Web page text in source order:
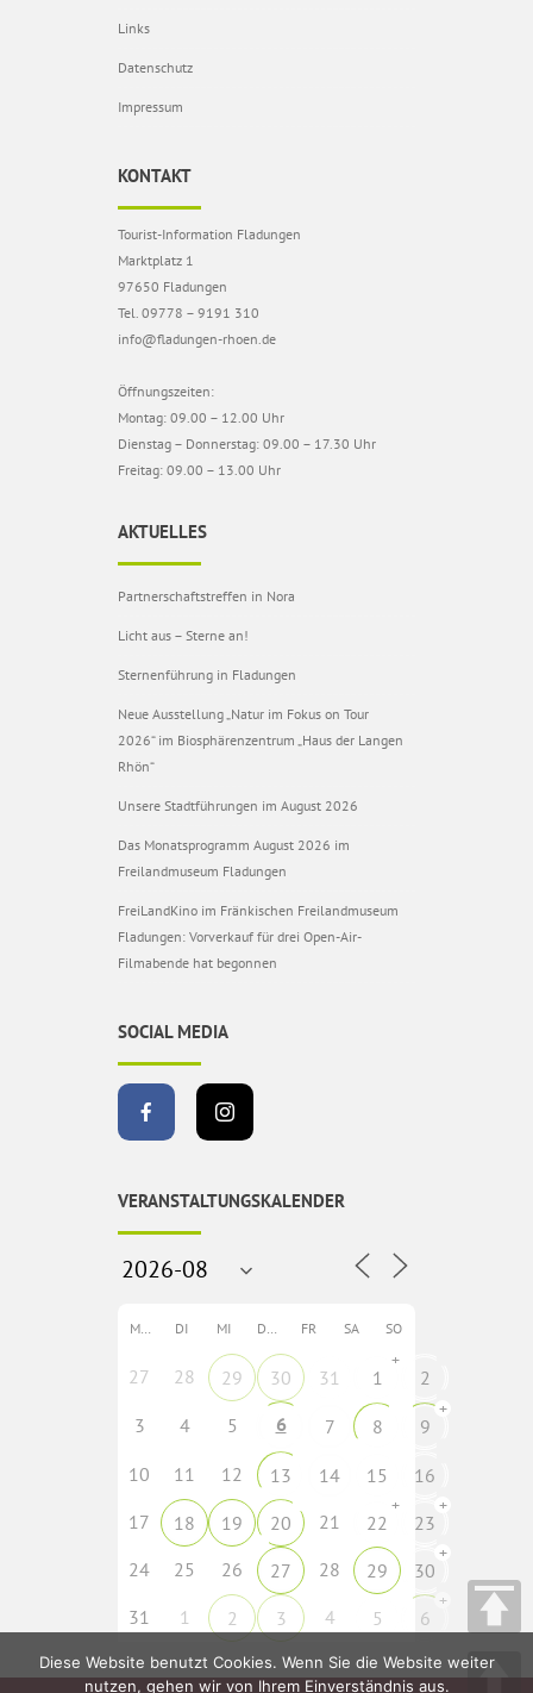
Links
Datenschutz
Impressum
KONTAKT
Tourist-Information Fladungen
Marktplatz 1
97650 Fladungen
Tel. 09778 – 9191 310
info@fladungen-rhoen.de
Öffnungszeiten:
Montag: 09.00 – 12.00 Uhr
Dienstag – Donnerstag: 09.00 – 17.30 Uhr
Freitag: 09.00 – 13.00 Uhr
AKTUELLES
Partnerschaftstreffen in Nora
Licht aus – Sterne an!
Sternenführung in Fladungen
Neue Ausstellung „Natur im Fokus on Tour
2026“ im Biosphärenzentrum „Haus der Langen
Rhön“
Unsere Stadtführungen im August 2026
Das Monatsprogramm August 2026 im
Freilandmuseum Fladungen
FreiLandKino im Fränkischen Freilandmuseum
Fladungen: Vorverkauf für drei Open-Air-
Filmabende hat begonnen
SOCIAL MEDIA
VERANSTALTUNGSKALENDER
MO DI MI DO FR SA SO
27 28 29 30 31 1
+
2
3
4 5 6 7 8 9
+
10 11 12 13 14 15
16
17
18 19 20 21 22
+
23
+
24 25 26 27 28 29 30
+
31 1 2 3 4 5 6
+
Diese Website benutzt Cookies. Wenn Sie die Website weiter
nutzen, gehen wir von Ihrem Einverständnis aus.